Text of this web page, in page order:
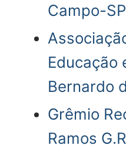
Campo-SP
Educação
Bernardo
Grêmio
Ramos